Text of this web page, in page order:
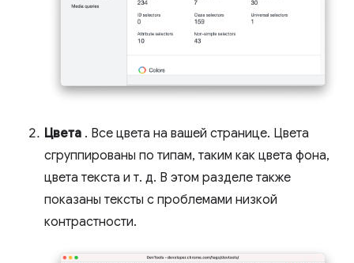
Цвета . Все цвета на вашей странице. Цвета
сгруппированы по типам, таким как цвета фона,
цвета текста и т. д. В этом разделе также
показаны тексты с проблемами низкой
контрастности.